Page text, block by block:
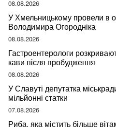
08.08.2026
У Хмельницькому провели в
Володимира Огородніка
08.08.2026
Гастроентерологи
кави після пробудження
08.08.2026
У Славуті депутатка
мільйонні статки
07.08.2026
Риба, яка містить більше